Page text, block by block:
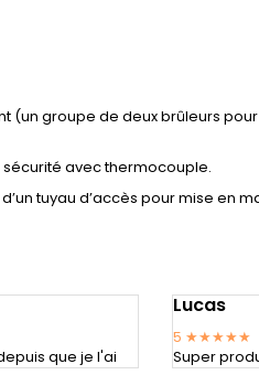
groupe de deux brûleurs
avec thermocouple.
tuyau d’accès pour mise en
que je l'ai
Lucas
5 ★★★★★
Super